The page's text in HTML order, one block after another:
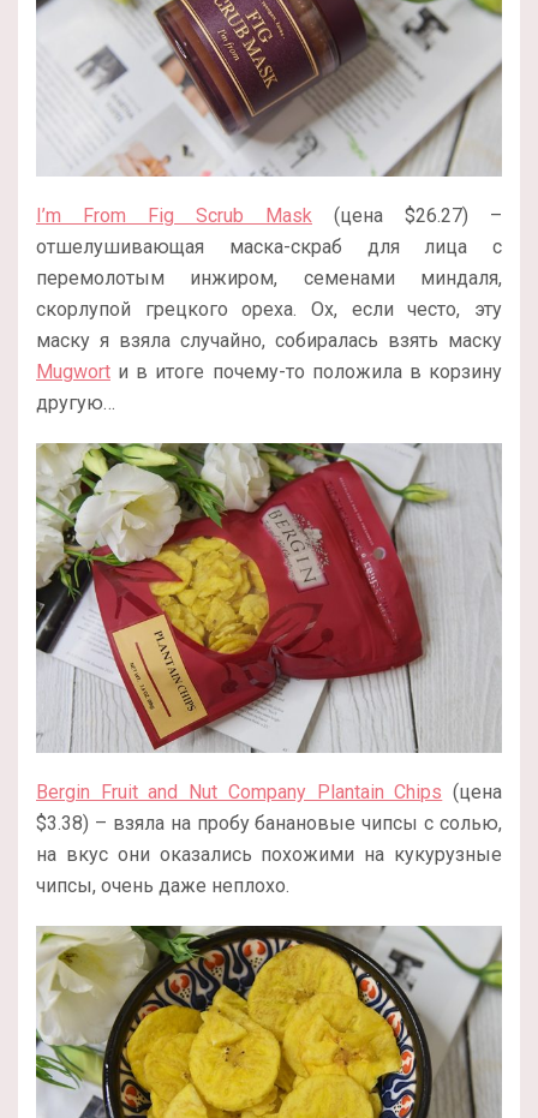
I’m From Fig Scrub Mask (цена $26.27) –
отшелушивающая маска-скраб для лица с
перемолотым инжиром, семенами миндаля,
скорлупой грецкого ореха. Ох, если често, эту
маску я взяла случайно, собиралась взять маску
Mugwort и в итоге почему-то положила в корзину
другую…
Bergin Fruit and Nut Company Plantain Chips (цена
$3.38) – взяла на пробу банановые чипсы с солью,
на вкус они оказались похожими на кукурузные
чипсы, очень даже неплохо.